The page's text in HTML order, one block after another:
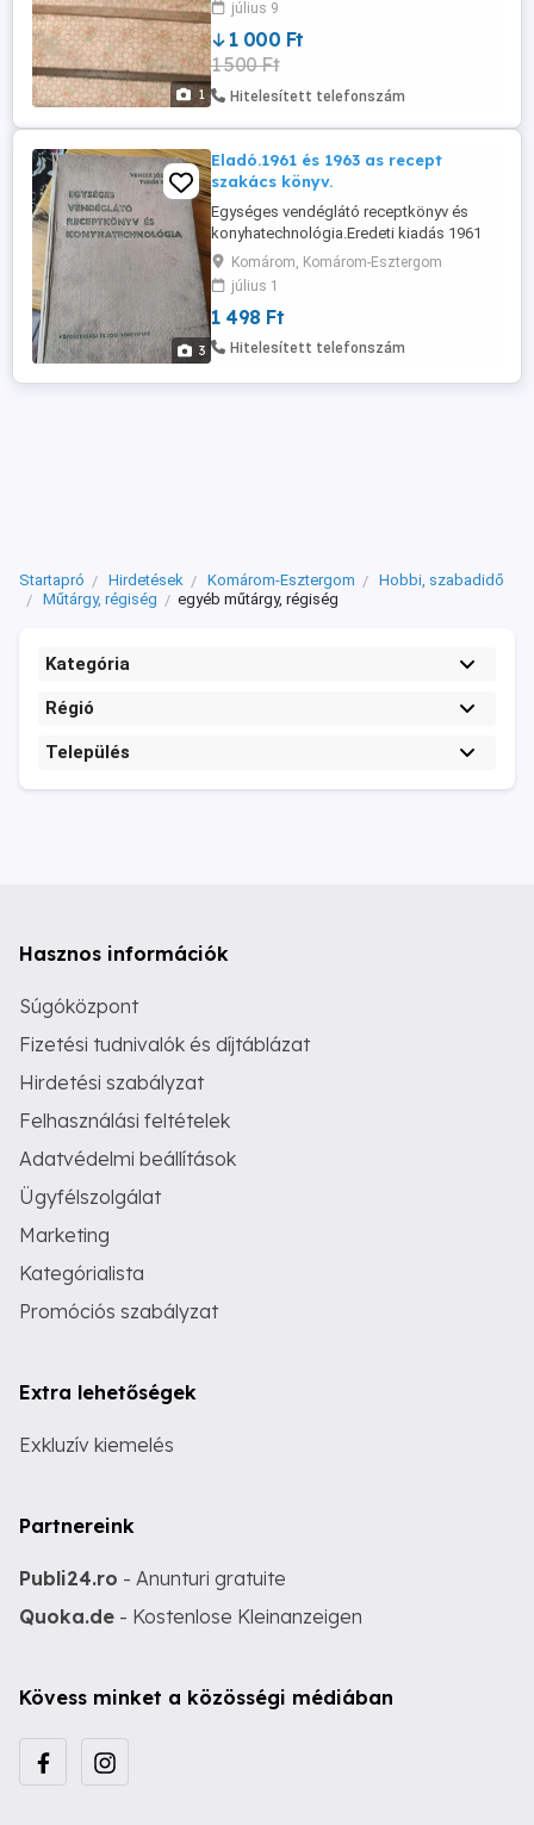
1
július 9
1 000 Ft
1 500 Ft
Hitelesített telefonszám
3
Eladó.1961 és 1963 as recept
szakács könyv.
Egységes vendéglátó receptkönyv és
konyhatechnológia.Eredeti kiadás 1961
es.7000 ft. Tárgyik Sándor és Nagy László
Hidegkonyha receptkönyv és technológia
című munkája. A könyv az 1963-as
budapesti kiadás, amelyet a
Közgazdasági és Jogi Könyvkiadó.4500
ft.Komáromi ...
Komárom, Komárom-Esztergom
július 1
1 498 Ft
Hitelesített telefonszám
Startapró Hirdetések Komárom-Esztergom
Hobbi, szabadidő
Műtárgy, régiség
egyéb műtárgy, régiség
Kategória
Régió
Település
Hasznos információk
Súgóközpont
Fizetési tudnivalók és díjtáblázat
Hirdetési szabályzat
Felhasználási feltételek
Adatvédelmi beállítások
Ügyfélszolgálat
Marketing
Kategórialista
Promóciós szabályzat
Extra lehetőségek
Exkluzív kiemelés
Partnereink
Publi24.ro - Anunturi gratuite
Quoka.de - Kostenlose Kleinanzeigen
Kövess minket a közösségi médiában